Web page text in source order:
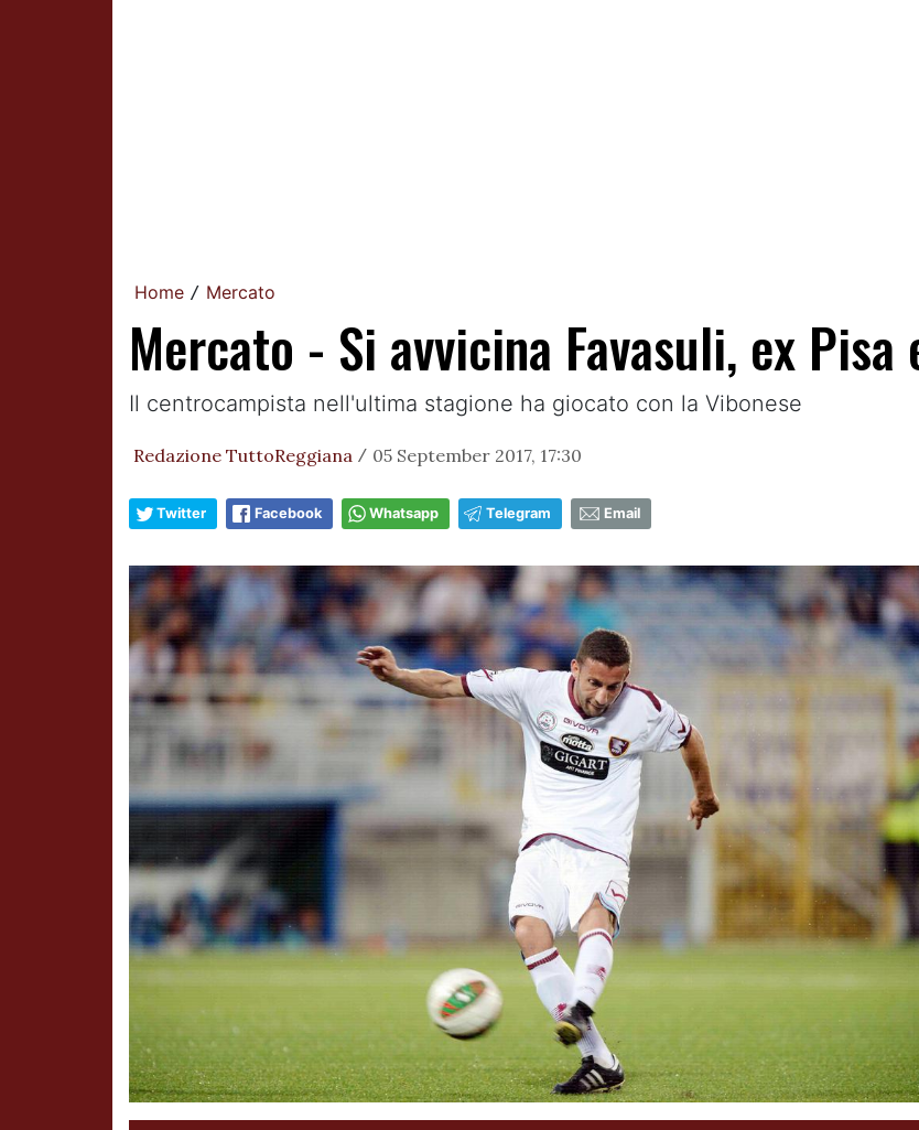
Home / Mercato
Mercato - Si avvicina Favasuli, ex Pisa
Il centrocampista nell'ultima stagione ha giocato con la Vibonese
Redazione TuttoReggiana / 05 September 2017, 17:30
Twitter Facebook Whatsapp Telegram Email